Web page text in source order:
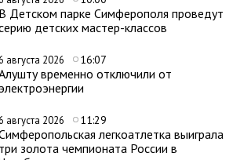
В Детском парке Симферополя проведут
детских мастер-классов
августа 2026 16:07
временно отключили от
электроэнергии
августа 2026 11:29
легкоатлетка выиграла
три золота чемпионата России в